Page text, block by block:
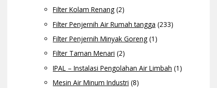
Filter Kolam Renang (2)
Filter Penjernih Air Rumah tangga (233)
Filter Penjernih Minyak Goreng (1)
Filter Taman Menari (2)
IPAL – Instalasi Pengolahan Air Limbah (1)
Mesin Air Minum Industri (8)